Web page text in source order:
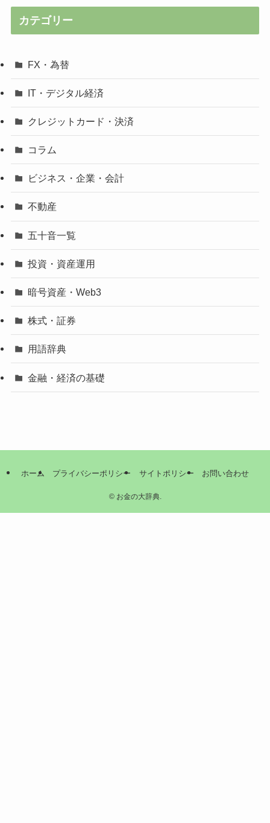
カテゴリー
FX・為替
IT・デジタル経済
クレジットカード・決済
コラム
ビジネス・企業・会計
不動産
五十音一覧
投資・資産運用
暗号資産・Web3
株式・証券
用語辞典
金融・経済の基礎
ホーム プライバシーポリシー サイトポリシー お問い合わせ
©お金の大辞典.